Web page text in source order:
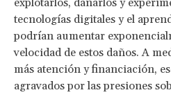
tecnologías digitales y el
podrían aumentar
velocidad de estos daños. A
más atención y financiación,
agravados por las presiones